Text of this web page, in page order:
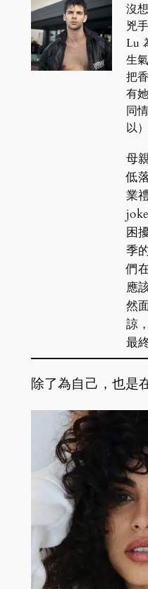
沒
兇
Lu
生
把
有
同
以）
母
低
業
困
季
們
應
然
諒
最
除了為自己，也是